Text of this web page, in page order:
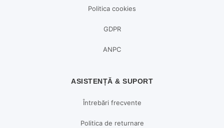
Politica cookies
GDPR
ANPC
ASISTENȚĂ & SUPORT
Întrebări frecvente
Politica de returnare